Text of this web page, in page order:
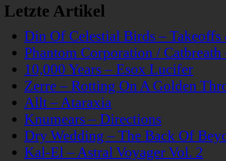
Letzte Artikel
Din Of Celestial Birds –
Phantom Corporation /
10,000 Years – Esox Lucifer
Zerre – Rotting On A Golden
Allt – Ataraxia
Knumears – Directions
Dry Wedding – The Back Of
Kal-El – Astral Voyager Vol. 2